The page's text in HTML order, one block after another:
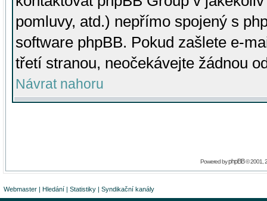
pomluvy, atd.) nepřímo spojený s
software phpBB. Pokud zašlete e-
třetí stranou, neočekávejte žádnou
Návrat nahoru
Powered byphpBB© 2001,
Webmaster | Hledání | Statistiky | Syndikační kanály